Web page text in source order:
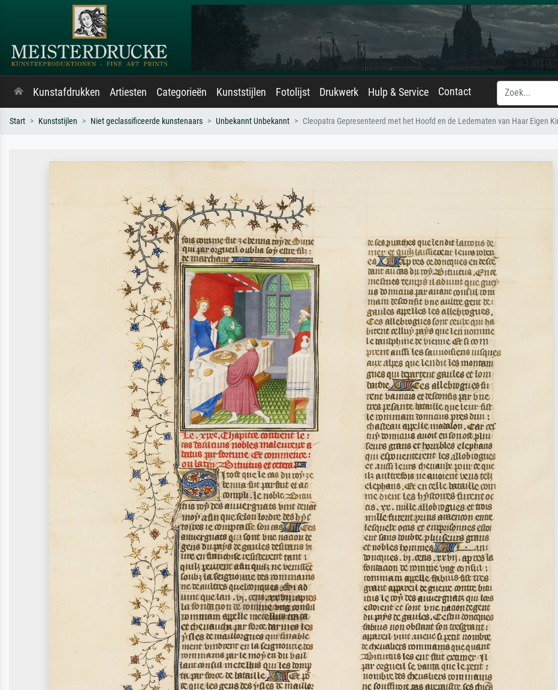
Kunstafdrukken Artiesten Categorieën Kunststijlen Fotolijst Drukwerk Hulp & Service Contact
Start Kunststijlen Niet geclassificeerde kunstenaars Unbekannt Unbekannt Cleopatra Gepresenteerd met het Hoofd en de Ledematen van Haar Eigen